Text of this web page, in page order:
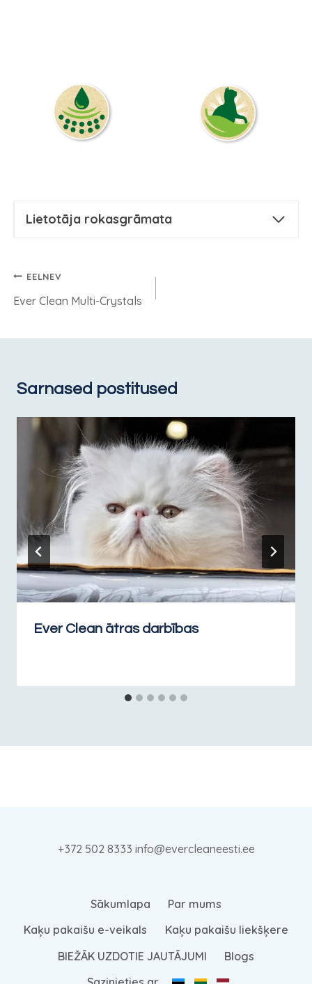
Lietotāja rokasgrāmata
Ziņu
izvēlne
EELNEV
Ever Clean Multi-Crystals
Sarnased postitused
Ever Clean ātras darbības
+372 502 8333 info@evercleaneesti.ee
Sākumlapa
Par mums
Kaķu pakaišu e-veikals
Kaķu pakaišu liekšķere
BIEŽĀK UZDOTIE JAUTĀJUMI
Blogs